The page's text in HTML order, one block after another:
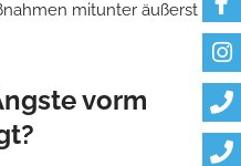
mitunter äußerst
vorm